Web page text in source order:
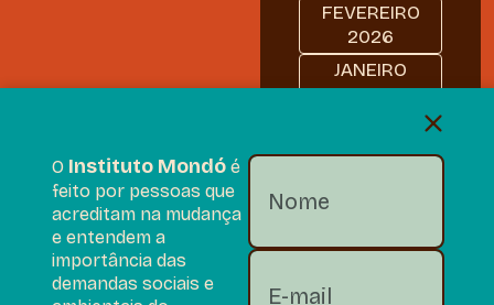
FEVEREIRO
2026
JANEIRO
2026
2025
OUTUBRO
SETEMBRO
O Instituto Mondó é
feito por pessoas que
acreditam na mudança
e entendem a
importância das
demandas sociais e